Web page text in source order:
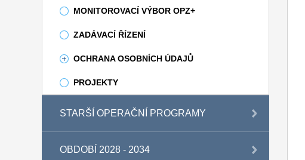
MONITOROVACÍ VÝBOR OPZ+
ZADÁVACÍ ŘÍZENÍ
OCHRANA OSOBNÍCH ÚDAJŮ
PROJEKTY
STARŠÍ OPERAČNÍ PROGRAMY
OBDOBÍ 2028 - 2034